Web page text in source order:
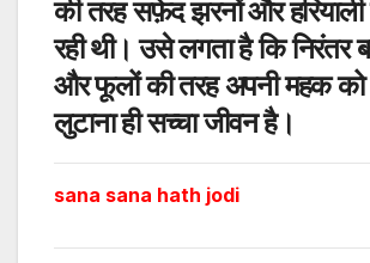
की तरह सफ़ेद झरनों और
रही थी। उसे लगता है कि निरंतर
और फूलों की तरह अपनी महक को
लुटाना ही सच्चा जीवन है।
sana sana hath jodi